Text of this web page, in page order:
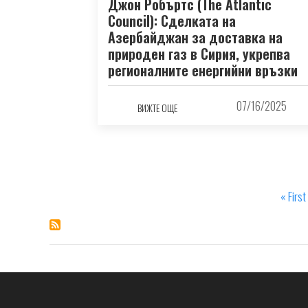
Council): Сделката на
Азербайджан за доставка на
природен газ в Сирия, укрепва
регионалните енергийни връзки
ВИЖТЕ ОЩЕ 07/16/2025
First
« First